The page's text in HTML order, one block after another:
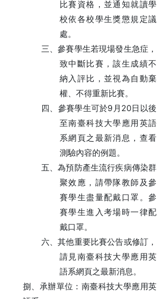
比賽資格，並通知就讀學
校依各校學生獎懲規定議
處。
三、參賽學生若現場發生急症，
致中斷比賽，該生成績不
納入評比，並視為自動棄
權、不得重新比賽。
四、參賽學生可於9 月 20 日以後
至南臺科技大學應用英語
系網頁之最新消息，查看
測驗內容的例題。
五、為預防產生流行疾病傳染群
聚效應，請帶隊教師及參
賽學生盡量配戴口罩。參
賽學生進入考場時一律配
戴口罩。
六、其他重要比賽公告或修訂，
請見南臺科技大學應用英
語系網頁之最新消息。
捌、承辦單位：南臺科技大學應用英